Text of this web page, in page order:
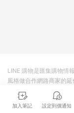
加入筆記 設定到價通知
LINE 購物是匯集購物情
風格做合作網路商家的
商品至各合作網路商家
準。